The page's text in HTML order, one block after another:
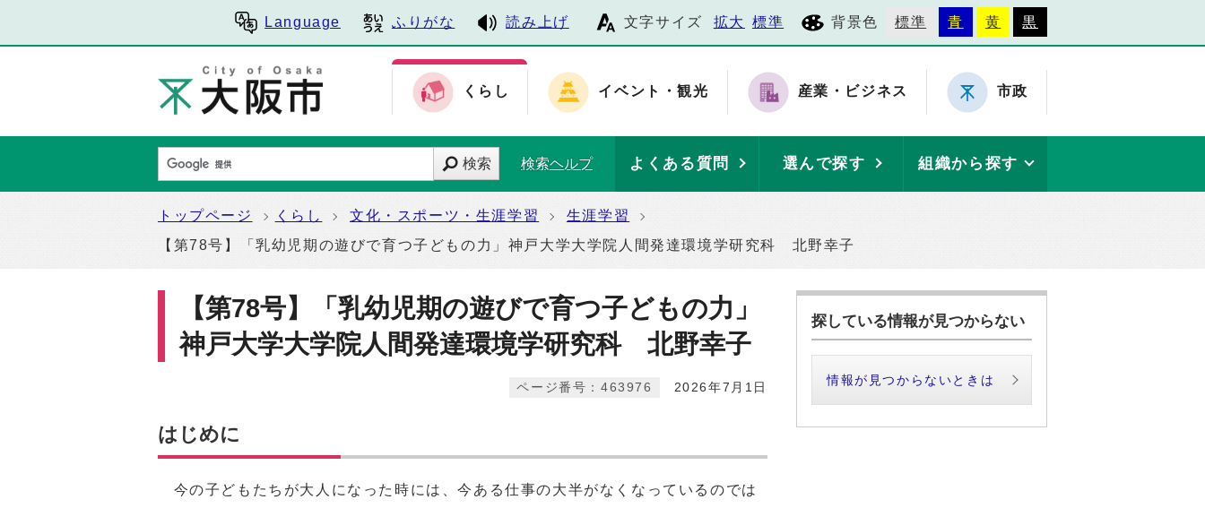
Language ふりがな 読み上げ 文字サイズ 拡大 標準 背景色 標準 青 黄 黒
くらし イベント・観光 産業・ビジネス 市政
検索 検索ヘルプ よくある質問 選んで探す 組織から探す
トップページ くらし 文化・スポーツ・生涯学習
生涯学習
【第78号】「乳幼児期の遊びで育つ子どもの力」神戸大学大学院人間発達環境学研究科 北野幸子
【第78号】「乳幼児期の遊びで育つ子どもの力」
神戸大学大学院人間発達環境学研究科 北野幸子
2026年7月1日
ページ番号：463976
はじめに
今の子どもたちが大人になった時には、今ある仕事の大半がなくなっているのでは
探している情報が見つからない
情報が見つからないときは